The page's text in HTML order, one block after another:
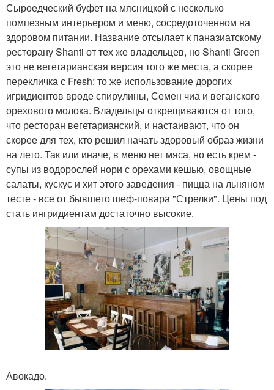
Сыроедческий буфет на мясницкой с несколько
помпезным интерьером и меню, cосредоточенном на
здоровом питании. Название отсылает к паназиатскому
ресторану Shanti от тех же владельцев, но Shanti Green
это не вегетарианская версия того же места, а скорее
перекличка с Fresh: то же использование дорогих
игридиентов вроде спирулины, Семен чиа и веганского
орехового молока. Владельцы открещиваются от того,
что ресторан вегетарианский, и настаивают, что он
скорее для тех, кто решил начать здоровый образ жизни
на лето. Так или иначе, в меню нет мяса, но есть крем -
супы из водорослей нори с орехами кешью, овощные
салаты, кускус и хит этого заведения - пицца на льняном
тесте - все от бывшего шеф-повара "Стрелки". Цены под
стать ингридиентам достаточно высокие.
Авокадо.